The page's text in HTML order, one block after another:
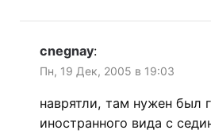
cnegnay:
Пн, 19 Дек, 2005 в 19:03
наврятли, там нужен был
иностранного вида с